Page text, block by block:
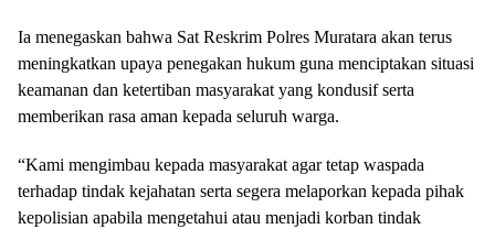
Ia menegaskan bahwa Sat Reskrim Polres Muratara akan terus
meningkatkan upaya penegakan hukum guna menciptakan situasi
keamanan dan ketertiban masyarakat yang kondusif serta
memberikan rasa aman kepada seluruh warga.
“Kami mengimbau kepada masyarakat agar tetap waspada
terhadap tindak kejahatan serta segera melaporkan kepada pihak
kepolisian apabila mengetahui atau menjadi korban tindak